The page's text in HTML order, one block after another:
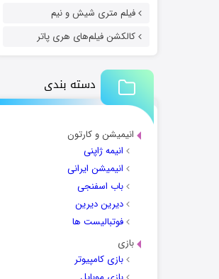
فیلم متری شیش و نیم
کالکشن فیلم‌های هری پاتر
دسته بندی
انیمیشن و کارتون
انیمه ژاپنی
انیمیشن ایرانی
باب اسفنجی
دیرین دیرین
فوتبالیست ها
بازی
بازی کامپیوتر